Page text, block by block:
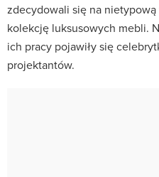
zdecydowali się na nietypową
kolekcję luksusowych mebli.
ich pracy pojawiły się
projektantów.